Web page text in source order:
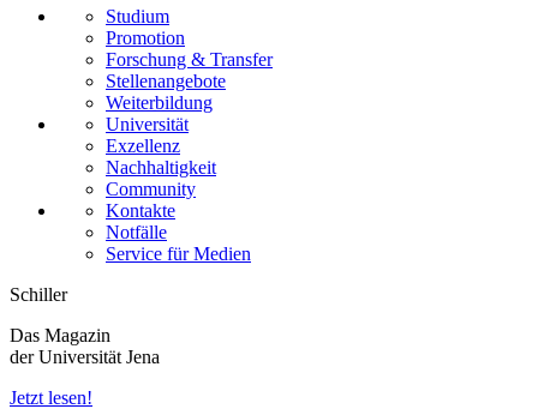
Studium
Promotion
Forschung & Transfer
Stellenangebote
Weiterbildung
Universität
Exzellenz
Nachhaltigkeit
Community
Kontakte
Notfälle
Service für Medien
Schiller
Das Magazin
der Universität Jena
Jetzt lesen!